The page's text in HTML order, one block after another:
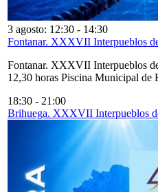
3 agosto: 12:30 - 14:30
Fontanar. XXXVII Interpueblos
Fontanar. XXXVII Interpueblos
12,30 horas Piscina Municipal de
18:30 - 21:00
Brihuega. XXXVII Interpueblos